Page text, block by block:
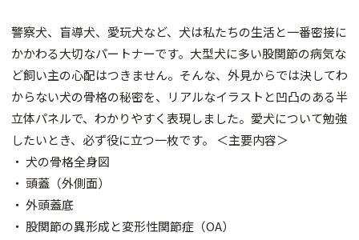
警察犬、盲導犬、愛玩犬など、犬は私たちの生活と一番密接に
かかわる大切なパートナーです。大型犬に多い股関節の病気な
ど飼い主の心配はつきません。そんな、外見からでは決してわ
からない犬の骨格の秘密を、リアルなイラストと凹凸のある半
立体パネルで、わかりやすく表現しました。愛犬について勉強
したいとき、必ず役に立つ一枚です。 ＜主要内容＞
・ 犬の骨格全身図
・ 頭蓋（外側面）
・ 外頭蓋底
・ 股関節の異形成と変形性関節症（OA）